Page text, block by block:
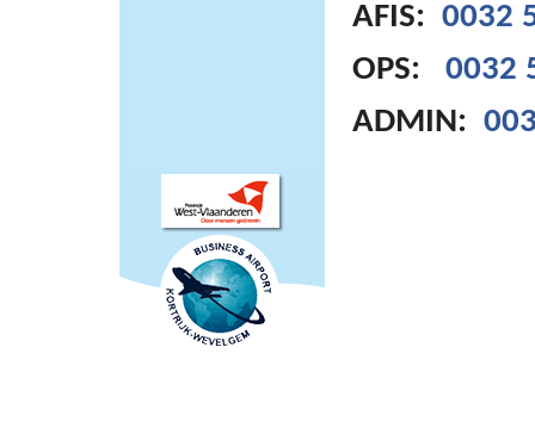
AFIS: 0032
OPS: 0032
ADMIN: